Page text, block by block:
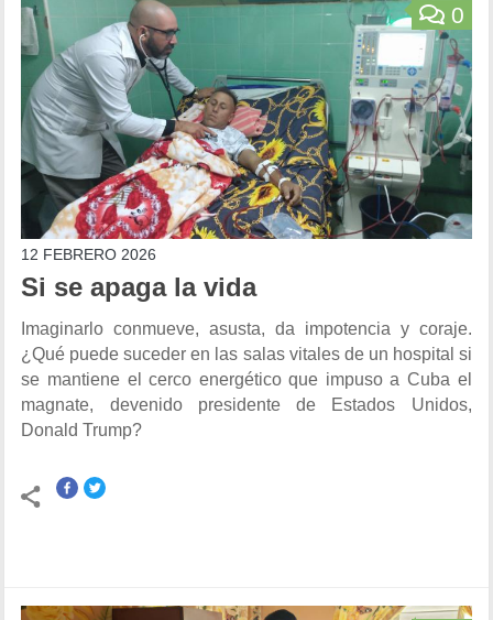
0
12 FEBRERO 2026
Si se apaga la vida
Imaginarlo conmueve, asusta, da impotencia y coraje.
¿Qué puede suceder en las salas vitales de un hospital si
se mantiene el cerco energético que impuso a Cuba el
magnate, devenido presidente de Estados Unidos,
Donald Trump?